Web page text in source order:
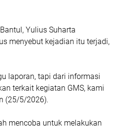
Yulius Suharta
menyebut kejadian itu terjadi,
laporan, tapi dari informasi
terkait kegiatan GMS, kami
(25/5/2026).
mencoba untuk melakukan